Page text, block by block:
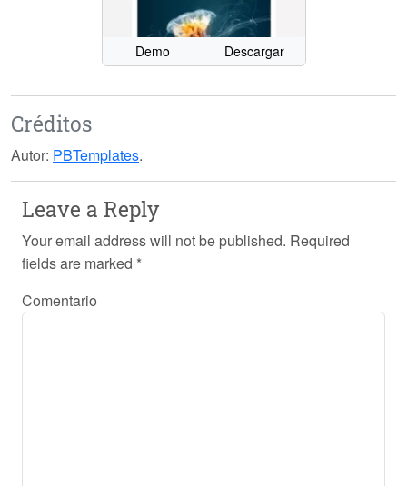
Demo Descargar
Créditos
Autor: PBTemplates.
Leave a Reply
Your email address will not be published. Required
fields are marked *
Comentario